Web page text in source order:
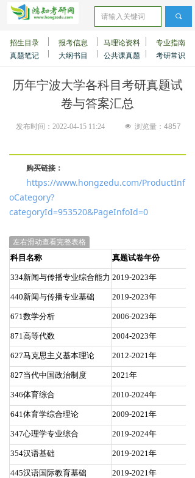
真题笔记 大纲书目 公共课真题 考研常识
招生目录 报考信息 马理论资料 专业指南
끠
发布时间： 2022-04-15 11:24
购买链接：
https://www.hongzedu.com/ProductInf
oCategory?
categoryId=953520&PageInfoId=0
左右滑动查看完整表格
科目名称 真题试卷年份
334新闻与传播专业综合能力 2019-2023年
440新闻与传播专业基础 2019-2023年
671数学分析 2006-2023年
871高等代数 2004-2023年
627马克思主义基本理论 2012-2021年
827当代中国政治制度 2021年
346体育综合 2010-2024年
641体育学综合理论 2009-2021年
347心理学专业综合 2019-2024年
354汉语基础 2019-2021年
445汉语国际教育基础 2019-2021年
历年宁波大学各科目考研真题试
卷与答案汇总
넶 浏览量： 4857